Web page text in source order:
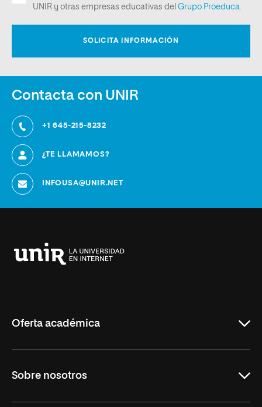
Contacta con UNIR
+1 645-215-8232
¿TE LLAMAMOS?
INFOUSA@UNIR.NET
Oferta académica
Derecho
Sobre nosotros